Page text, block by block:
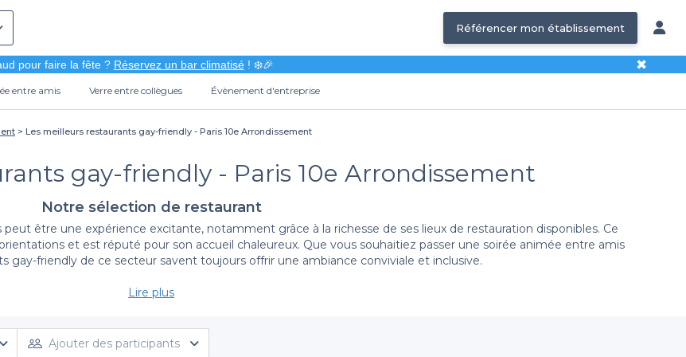
Référencer mon établissement
pour faire la fête ? Réservez un bar climatisé! ❄️🎉 ✖
entre amis Verre entre collègues Évènement d'entreprise
Les meilleurs restaurants gay-friendly - Paris 10e Arrondissement
gay-friendly - Paris 10e Arrondissement
Notre sélection de restaurant
être une expérience excitante, notamment grâce à la richesse de ses lieux de restauration disponibles. Ce
et est réputé pour son accueil chaleureux. Que vous souhaitiez passer une soirée animée entre amis
gay-friendly de ce secteur savent toujours offrir une ambiance conviviale et inclusive.
vous vous ouvrez à un vaste éventail de mets et d'expériences. Nous vous avons listé ces établissements,
de leurs clients. Que vous soyez fan de cuisine française traditionnelle, de spécialités internationales
Lire plus
Ajouter des participants